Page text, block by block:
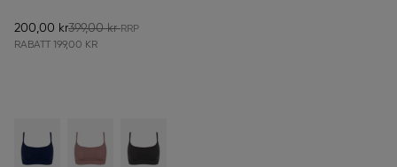
200,00 kr399,00 kr
RABATT 199,00 KR